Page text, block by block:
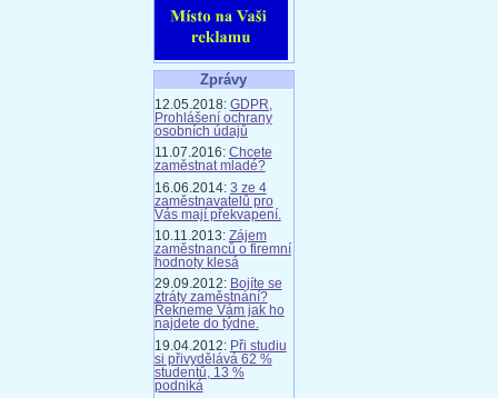
Zprávy
12.05.2018: GDPR,
Prohlášení ochrany
osobních údajů
11.07.2016: Chcete
zaměstnat mladé?
16.06.2014: 3 ze 4
zaměstnavatelů pro
Vás mají překvapení.
10.11.2013: Zájem
zaměstnanců o firemní
hodnoty klesá
29.09.2012: Bojíte se
ztráty zaměstnání?
Řekneme Vám jak ho
najdete do týdne.
19.04.2012: Při studiu
si přivydělává 62 %
studentů, 13 %
podniká